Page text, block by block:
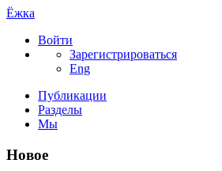
Ёжка
Войти
Зарегистрироваться
Eng
Публикации
Разделы
Мы
Новое